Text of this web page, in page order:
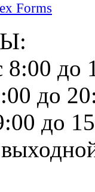
Forms
до
до